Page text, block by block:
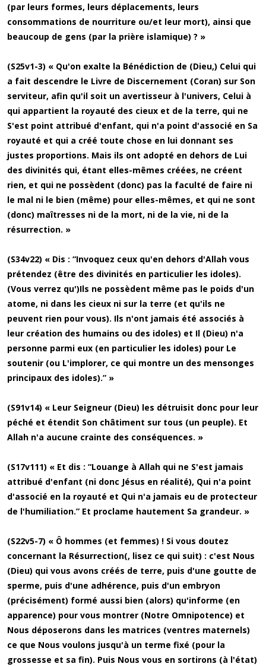
(par leurs formes, leurs déplacements, leurs
consommations de nourriture ou/et leur mort), ainsi que
beaucoup de gens (par la prière islamique) ? »
(S25v1-3) « Qu'on exalte la Bénédiction de (Dieu,) Celui qui
a fait descendre le Livre de Discernement (Coran) sur Son
serviteur, afin qu'il soit un avertisseur à l'univers, Celui à
qui appartient la royauté des cieux et de la terre, qui ne
S'est point attribué d'enfant, qui n'a point d'associé en Sa
royauté et qui a créé toute chose en lui donnant ses
justes proportions. Mais ils ont adopté en dehors de Lui
des divinités qui, étant elles-mêmes créées, ne créent
rien, et qui ne possèdent (donc) pas la faculté de faire ni
le mal ni le bien (même) pour elles-mêmes, et qui ne sont
(donc) maîtresses ni de la mort, ni de la vie, ni de la
résurrection. »
(S34v22) « Dis : “Invoquez ceux qu'en dehors d'Allah vous
prétendez (être des divinités en particulier les idoles).
(Vous verrez qu')Ils ne possèdent même pas le poids d'un
atome, ni dans les cieux ni sur la terre (et qu'ils ne
peuvent rien pour vous). Ils n'ont jamais été associés à
leur création des humains ou des idoles) et Il (Dieu) n'a
personne parmi eux (en particulier les idoles) pour Le
soutenir (ou L'implorer, ce qui montre un des mensonges
principaux des idoles).” »
(S91v14) « Leur Seigneur (Dieu) les détruisit donc pour leur
péché et étendit Son châtiment sur tous (un peuple). Et
Allah n'a aucune crainte des conséquences. »
(S17v111) « Et dis : “Louange à Allah qui ne S'est jamais
attribué d'enfant (ni donc Jésus en réalité), Qui n'a point
d'associé en la royauté et Qui n'a jamais eu de protecteur
de l'humiliation.” Et proclame hautement Sa grandeur. »
(S22v5-7) « Ô hommes (et femmes) ! Si vous doutez
concernant la Résurrection(, lisez ce qui suit) : c'est Nous
(Dieu) qui vous avons créés de terre, puis d'une goutte de
sperme, puis d'une adhérence, puis d'un embryon
(précisément) formé aussi bien (alors) qu'informe (en
apparence) pour vous montrer (Notre Omnipotence) et
Nous déposerons dans les matrices (ventres maternels)
ce que Nous voulons jusqu'à un terme fixé (pour la
grossesse et sa fin). Puis Nous vous en sortirons (à l'état)